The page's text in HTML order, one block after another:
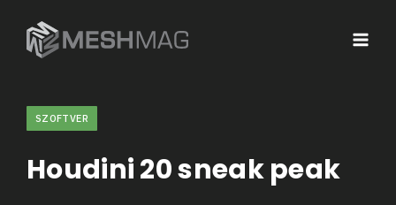
SZOFTVER
Houdini 20 sneak peak